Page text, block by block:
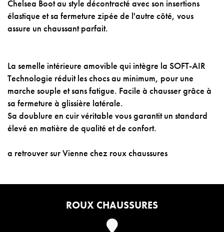
Chelsea Boot au style décontracté avec son insertions
élastique et sa fermeture zipée de l'autre côté, vous
assure un chaussant parfait.
La semelle intérieure amovible qui intègre la SOFT-AIR
Technologie réduit les chocs au minimum, pour une
marche souple et sans fatigue. Facile à chausser grâce à
sa fermeture à glissière latérale.
Sa doublure en cuir véritable vous garantit un standard
élevé en matière de qualité et de confort.
a retrouver sur Vienne chez roux chaussures
ROUX CHAUSSURES